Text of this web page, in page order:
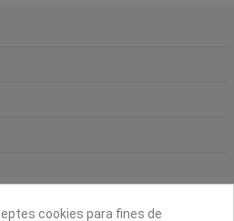
cookies para fines de